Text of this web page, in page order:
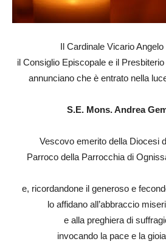
Il Cardinale Vicario
il Consiglio Episcopale e il
annunciano che è entrato nella
S.E. Mons. Andrea
Vescovo emerito della Diocesi
Parroco della Parrocchia di
e, ricordandone il generoso e
lo affidano all’abbraccio
e alla preghiera di
invocando la pace e la